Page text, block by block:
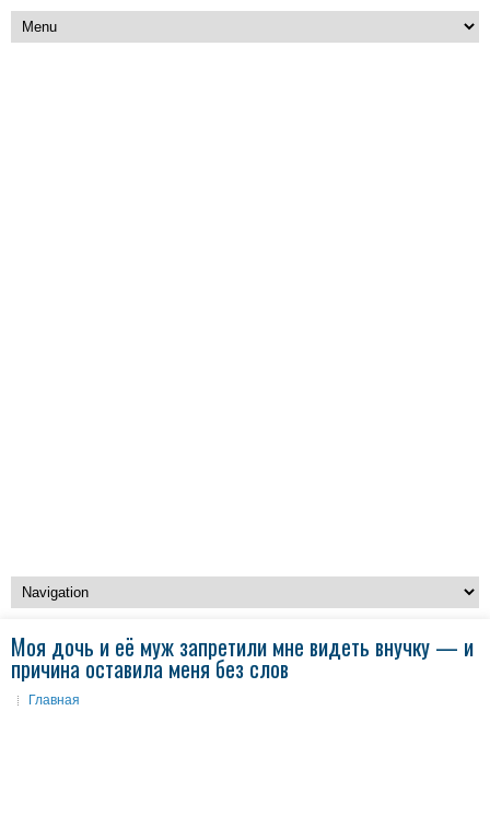
Моя дочь и её муж запретили мне видеть внучку — и
причина оставила меня без слов
Главная